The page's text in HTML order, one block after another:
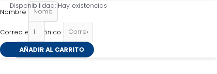
Nombre
Correo electrónico
ENVIAR
Disponibilidad: Hay existencias
Porta
celular
cantidad
AÑADIR AL CARRITO